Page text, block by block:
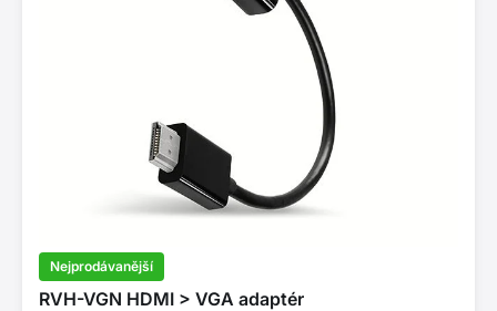
Nejprodávanější
RVH-VGN HDMI > VGA adaptér